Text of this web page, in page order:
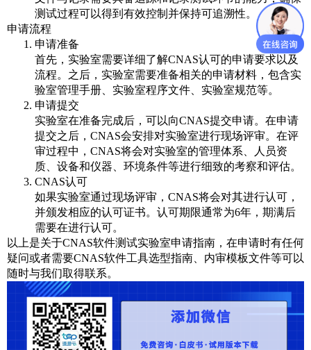
测试过程可以得到有效控制并保持可追溯性。
申请流程
申请准备
首先，实验室需要详细了解CNAS认可的申请要求以及
流程。之后，实验室需要准备相关的申请材料，包含实
验室管理手册、实验室程序文件、实验室规范等。
申请提交
实验室在准备完成后，可以向CNAS提交申请。在申请
提交之后，CNAS会安排对实验室进行现场评审。在评
审过程中，CNAS将会对实验室的管理体系、人员资
质、设备和仪器、环境条件等进行细致的考察和评估。
CNAS认可
如果实验室通过现场评审，CNAS将会对其进行认可，
并颁发相应的认可证书。认可期限通常为6年，期满后
需要在进行认可。
以上是关于CNAS软件测试实验室申请指南，在申请时有任何
疑问或者需要CNAS软件工具选型指南、内审模板文件等可以
随时与我们取得联系。